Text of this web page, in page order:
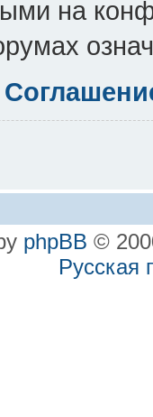
на
phpBB ©
Русская